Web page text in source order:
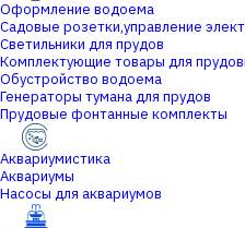
Оформление водоема
Садовые розетки,управление
Светильники для прудов
Комплектующие товары для
Обустройство водоема
Генераторы тумана для прудов
Прудовые фонтанные комплекты
Аквариумистика
Аквариумы
Насосы для аквариумов